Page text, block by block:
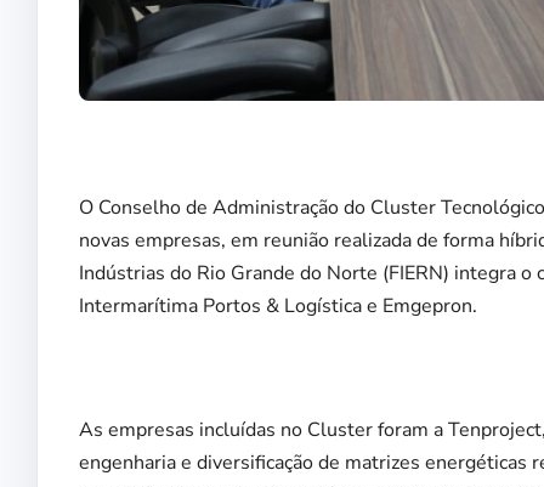
O Conselho de Administração do Cluster
novas empresas, em reunião realizada de forma
Indústrias do Rio Grande do Norte (FIERN) integra
Intermarítima Portos & Logística e Emgepron.
As empresas incluídas no Cluster foram a
engenharia e diversificação de matrizes energéticas